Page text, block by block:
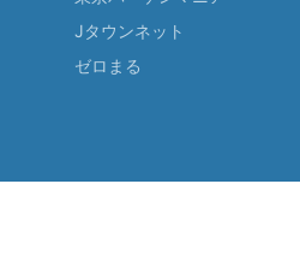
Jタウンネット
ゼロまる